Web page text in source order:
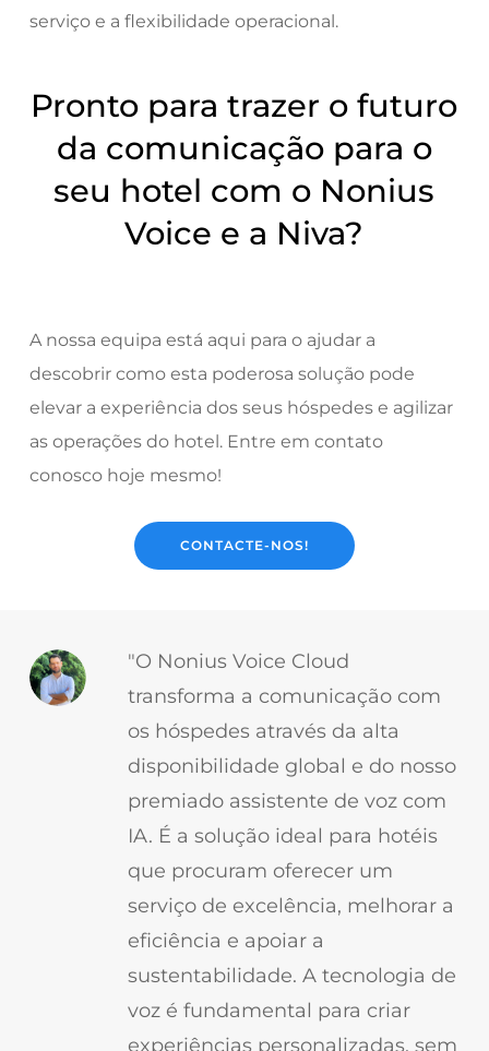
serviço e a flexibilidade operacional.
Pronto para trazer o futuro
da comunicação para o
seu hotel com o Nonius
Voice e a Niva?
A nossa equipa está aqui para o ajudar a
descobrir como esta poderosa solução pode
elevar a experiência dos seus hóspedes e agilizar
as operações do hotel. Entre em contato
conosco hoje mesmo!
CONTACTE-NOS!
"O Nonius Voice Cloud
transforma a comunicação com
os hóspedes através da alta
disponibilidade global e do nosso
premiado assistente de voz com
IA. É a solução ideal para hotéis
que procuram oferecer um
serviço de excelência, melhorar a
eficiência e apoiar a
sustentabilidade. A tecnologia de
voz é fundamental para criar
experiências personalizadas, sem